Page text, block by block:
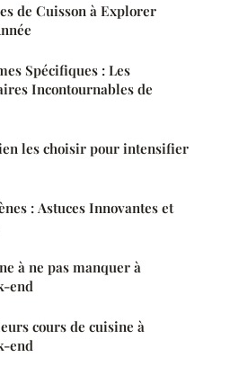
de Cuisson à Explorer
Spécifiques : Les
Incontournables de
les choisir pour intensifier
: Astuces Innovantes et
à ne pas manquer à
end
cours de cuisine à
end